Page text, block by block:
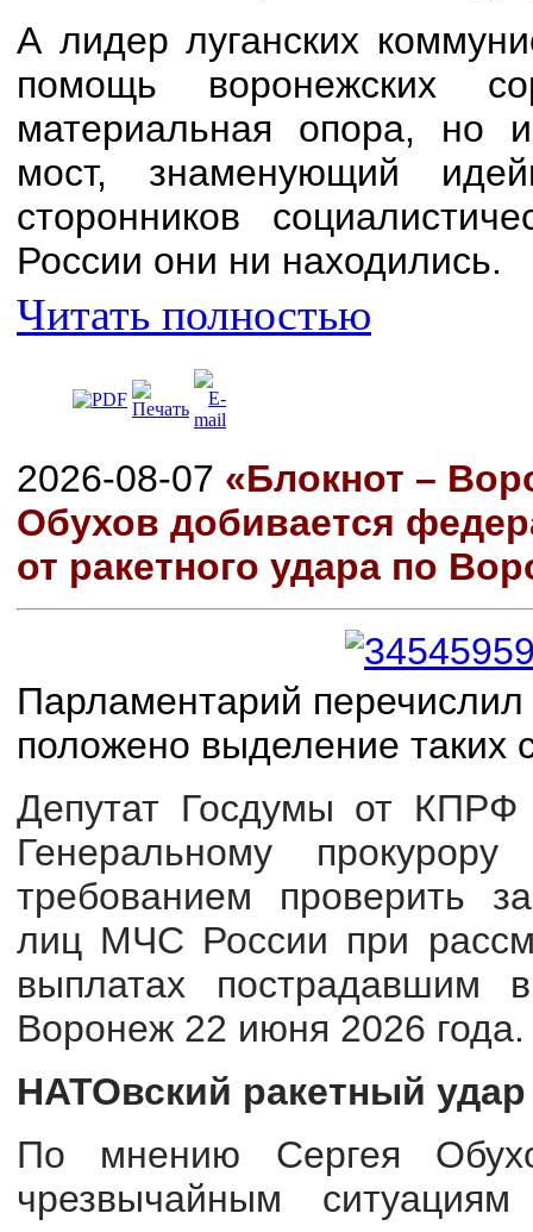
А лидер луганских
помощь воронежских
материальная опора, но
мост, знаменующий
сторонников
России они ни находились.
Читать полностью
2026-08-07 «Блокнот –
Обухов добивается
от ракетного удара по
Парламентарий
положено выделение таких
Депутат Госдумы от КПРФ
Генеральному
требованием проверить
лиц МЧС России при
выплатах пострадавшим
Воронеж 22 июня 2026 года.
НАТОвский ракетный
По мнению Сергея
чрезвычайным